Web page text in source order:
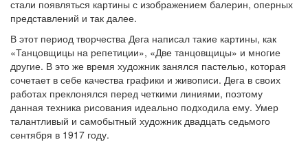
стали появляться картины с изображением балерин, оперных
представлений и так далее.
В этот период творчества Дега написал такие картины, как
«Танцовщицы на репетиции», «Две танцовщицы» и многие
другие. В это же время художник занялся пастелью, которая
сочетает в себе качества графики и живописи. Дега в своих
работах преклонялся перед четкими линиями, поэтому
данная техника рисования идеально подходила ему. Умер
талантливый и самобытный художник двадцать седьмого
сентября в 1917 году.